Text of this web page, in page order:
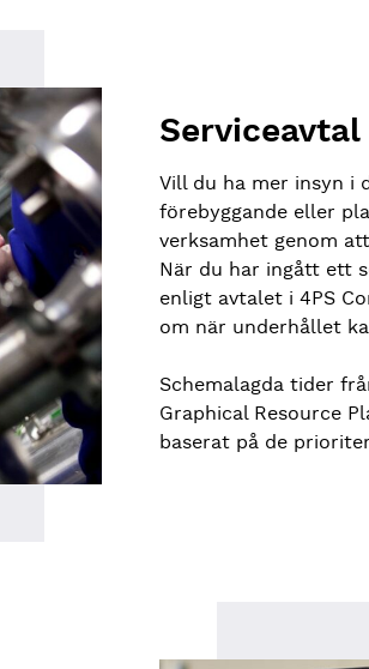
Vill du ha mer insyn i
förebyggande eller
verksamhet genom
När du har ingått ett
enligt avtalet i 4PS
om när underhållet
Schemalagda tider
Graphical Resource
baserat på de